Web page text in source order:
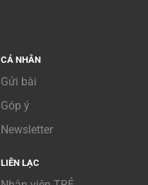
CÁ NHÂN
Gửi bài
Góp ý
Newsletter
LIÊN LẠC